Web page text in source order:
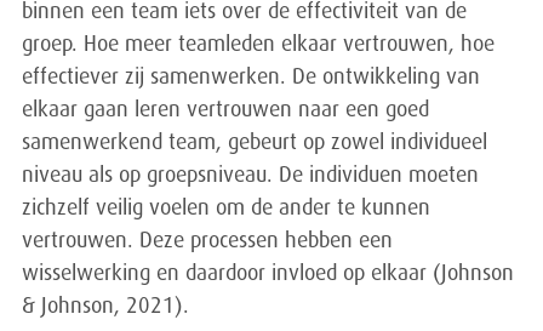
binnen een team iets over de effectiviteit van de
groep. Hoe meer teamleden elkaar vertrouwen, hoe
effectiever zij samenwerken. De ontwikkeling van
elkaar gaan leren vertrouwen naar een goed
samenwerkend team, gebeurt op zowel individueel
niveau als op groepsniveau. De individuen moeten
zichzelf veilig voelen om de ander te kunnen
vertrouwen. Deze processen hebben een
wisselwerking en daardoor invloed op elkaar (Johnson
& Johnson, 2021).